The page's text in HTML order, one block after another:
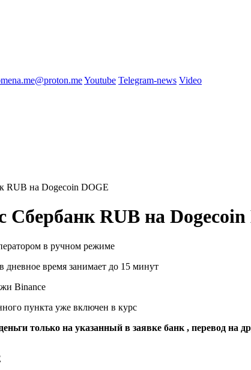
Youtube Telegram-news Video
RUB на Dogecoin DOGE
Сбербанк RUB на
в ручном режиме
дневное время занимает до 15 минут
Binance
пункта уже включен в курс
только на указанный в заявке банк , перевод на